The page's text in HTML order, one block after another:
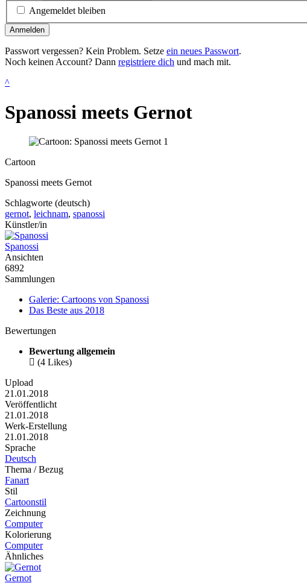
Angemeldet bleiben
Anmelden
Passwort vergessen? Kein Problem. Setze ein neues Passwort.
Noch keinen Account? Dann registriere dich und mach mit.
^
Spanossi meets Gernot
Cartoon
Spanossi meets Gernot
Schlagworte (deutsch)
gernot, leichnam, spanossi
Künstler/in
Spanossi
Ansichten
6892
Sammlungen
Galerie: Cartoons von Spanossi
Das Beste aus 2018
Bewertungen
Bewertung allgemein
 (4 Likes)
Upload
21.01.2018
Veröffentlicht
21.01.2018
Werk-Erstellung
21.01.2018
Sprache
Deutsch
Thema / Bezug
Fanart
Stil
Cartoonstil
Zeichnung
Computer
Kolorierung
Computer
Ähnliches
Gernot